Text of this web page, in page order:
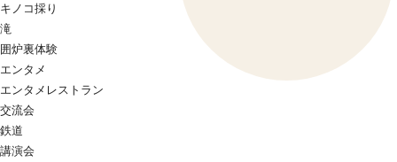
キノコ採り
滝
囲炉裏体験
エンタメ
エンタメレストラン
交流会
鉄道
講演会